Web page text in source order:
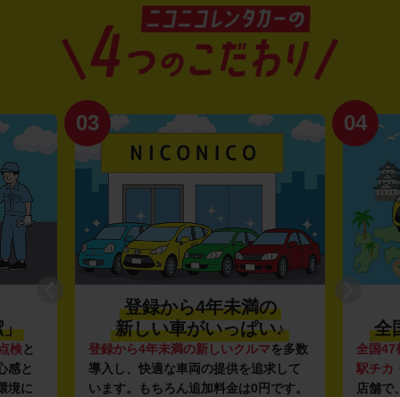
」
検と
感と
境に
03
登録から4年未満の
新しい車がいっぱい♪
登録から4年未満の新しいクルマを多数
導入し、快適な車両の提供を追求して
います。もちろん追加料金は0円です。
04
全
全国47
駅チカ
店舗で